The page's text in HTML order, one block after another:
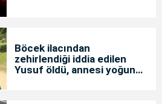
Böcek ilacından
zehirlendiği iddia edilen
Yusuf öldü, annesi yoğun